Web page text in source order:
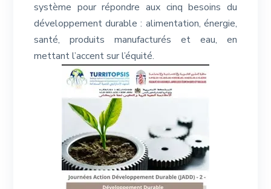
système pour répondre aux cinq besoins du
développement durable : alimentation, énergie,
santé, produits manufacturés et eau, en
mettant l’accent sur l’équité.